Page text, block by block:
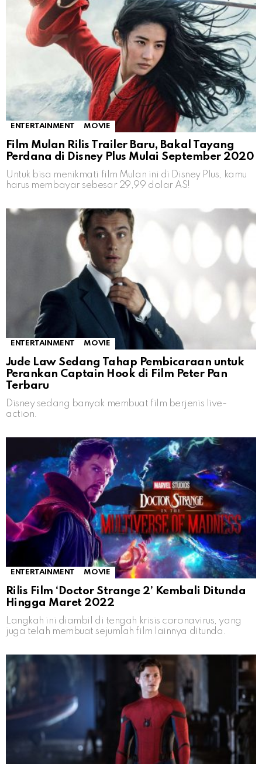
ENTERTAINMENT MOVIE
Film Mulan Rilis Trailer Baru, Bakal Tayang
Perdana di Disney Plus Mulai September 2020
Untuk bisa menikmati film Mulan ini di Disney Plus, kamu
harus membayar sebesar 29,99 dolar AS!
ENTERTAINMENT MOVIE
Jude Law Sedang Tahap Pembicaraan untuk
Perankan Captain Hook di Film Peter Pan
Terbaru
Disney sedang banyak membuat film berjenis live-
action.
ENTERTAINMENT MOVIE
Rilis Film ‘Doctor Strange 2’ Kembali Ditunda
Hingga Maret 2022
Langkah ini diambil di tengah krisis coronavirus, yang
juga telah membuat sejumlah film lainnya ditunda.